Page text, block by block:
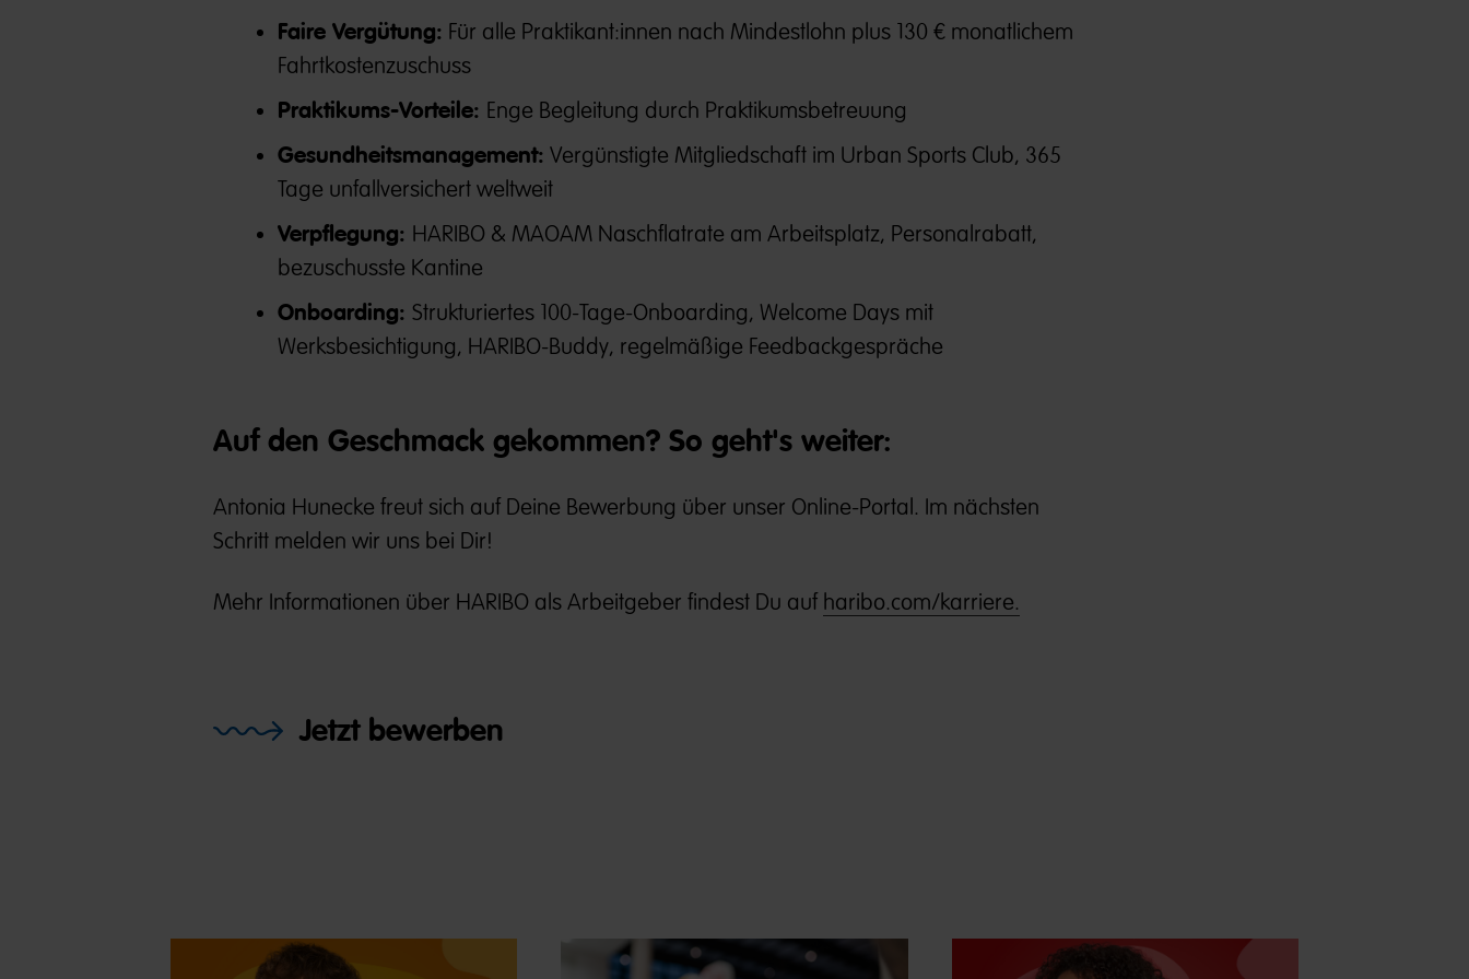
Faire Vergütung: Für alle Praktikant:innen nach Mindestlohn plus 130 € monatlichem
Fahrtkostenzuschuss
Praktikums-Vorteile: Enge Begleitung durch Praktikumsbetreuung
Gesundheitsmanagement: Vergünstigte Mitgliedschaft im Urban Sports Club, 365
Tage unfallversichert weltweit
Verpflegung: HARIBO & MAOAM Naschflatrate am Arbeitsplatz, Personalrabatt,
bezuschusste Kantine
Onboarding: Strukturiertes 100-Tage-Onboarding, Welcome Days mit
Werksbesichtigung, HARIBO-Buddy, regelmäßige Feedbackgespräche
Auf den Geschmack gekommen? So geht's weiter:
Antonia Hunecke freut sich auf Deine Bewerbung über unser Online-Portal. Im nächsten
Schritt melden wir uns bei Dir!
Mehr Informationen über HARIBO als Arbeitgeber findest Du auf haribo.com/karriere.
Jetzt bewerben